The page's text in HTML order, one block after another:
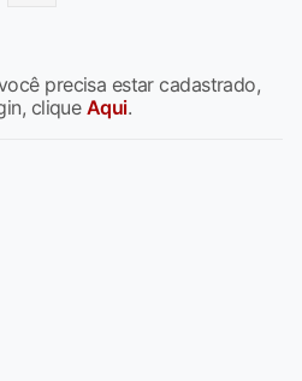
precisa estar cadastrado,
clique Aqui.